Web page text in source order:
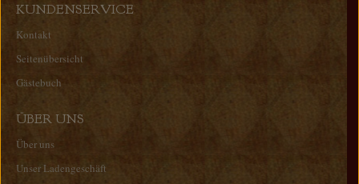
KUNDENSERVICE
Kontakt
Seitenübersicht
Gästebuch
ÜBER UNS
Über uns
Unser Ladengeschäft